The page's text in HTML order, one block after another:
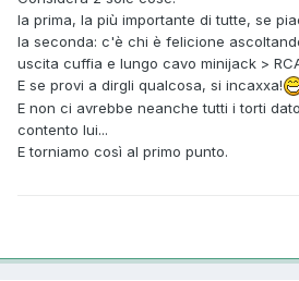
la prima, la più importante di tutte, se
la seconda: c'è chi è felicione
uscita cuffia e lungo cavo minijack >
E se provi a dirgli qualcosa, si incaxxa!
E non ci avrebbe neanche tutti i torti
contento lui...
E torniamo così al primo punto.